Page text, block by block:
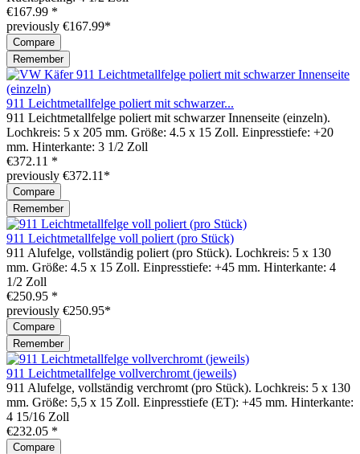
€167.99 *
previously €167.99*
Compare
Remember
911 Leichtmetallfelge poliert mit schwarzer...
911 Leichtmetallfelge poliert mit schwarzer Innenseite (einzeln).
Lochkreis: 5 x 205 mm. Größe: 4.5 x 15 Zoll. Einpresstiefe: +20
mm. Hinterkante: 3 1/2 Zoll
€372.11 *
previously €372.11*
Compare
Remember
911 Leichtmetallfelge voll poliert (pro Stück)
911 Alufelge, vollständig poliert (pro Stück). Lochkreis: 5 x 130
mm. Größe: 4.5 x 15 Zoll. Einpresstiefe: +45 mm. Hinterkante: 4
1/2 Zoll
€250.95 *
previously €250.95*
Compare
Remember
911 Leichtmetallfelge vollverchromt (jeweils)
911 Alufelge, vollständig verchromt (pro Stück). Lochkreis: 5 x 130
mm. Größe: 5,5 x 15 Zoll. Einpresstiefe (ET): +45 mm. Hinterkante:
4 15/16 Zoll
€232.05 *
Compare